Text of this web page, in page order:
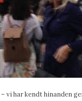
har kendt hinanden